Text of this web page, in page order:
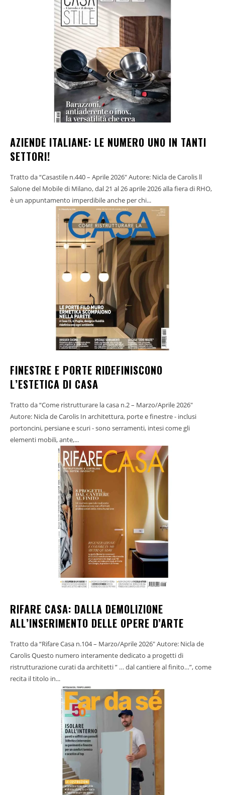
AZIENDE ITALIANE: LE NUMERO UNO IN TANTI
SETTORI!
Tratto da “Casastile n.440 – Aprile 2026" Autore: Nicla de Carolis ll
Salone del Mobile di Milano, dal 21 al 26 aprile 2026 alla fiera di RHO,
è un appuntamento imperdibile anche per chi...
FINESTRE E PORTE RIDEFINISCONO
L’ESTETICA DI CASA
Tratto da “Come ristrutturare la casa n.2 – Marzo/Aprile 2026"
Autore: Nicla de Carolis In architettura, porte e finestre - inclusi
portoncini, persiane e scuri - sono serramenti, intesi come gli
elementi mobili, ante,...
RIFARE CASA: DALLA DEMOLIZIONE
ALL’INSERIMENTO DELLE OPERE D’ARTE
Tratto da “Rifare Casa n.104 – Marzo/Aprile 2026" Autore: Nicla de
Carolis Questo numero interamente dedicato a progetti di
ristrutturazione curati da architetti ” … dal cantiere al finito…”, come
recita il titolo in...